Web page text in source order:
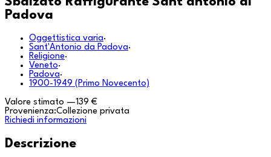
Padova
Oggettistica varia·
Sant'Antonio da Padova·
Religione·
Veneto·
Padova·
1900-1949 (Primo Novecento)
Valore stimato —139 €
Provenienza:Collezione privata
Richiedi informazioni
Descrizione